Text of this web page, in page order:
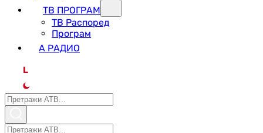
ТВ ПРОГРАМ
ТВ Распоред
Програм
А РАДИО
L